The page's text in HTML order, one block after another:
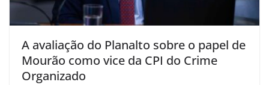
A avaliação do Planalto sobre o papel de
Mourão como vice da CPI do Crime
Organizado